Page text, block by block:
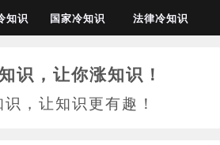
知识 国家冷知识 法律冷知识
识，让你涨知识！
，让知识更有趣！